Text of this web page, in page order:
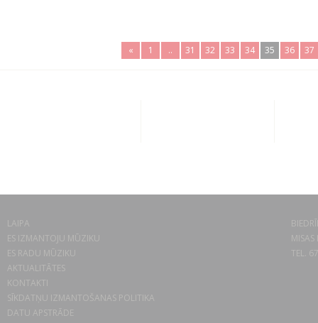
« 1 .. 31 32 33 34 35 36 37
LAIPA
ES IZMANTOJU MŪZIKU
ES RADU MŪZIKU
AKTUALITĀTES
KONTAKTI
SĪKDATŅU IZMANTOŠANAS POLITIKA
DATU APSTRĀDE
TEL.